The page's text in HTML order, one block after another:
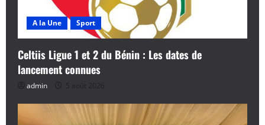
eA la Une Sport
Celtiis Ligue 1 et 2 du Bénin : Les dates de
lancement connues
admin 5 août 2026